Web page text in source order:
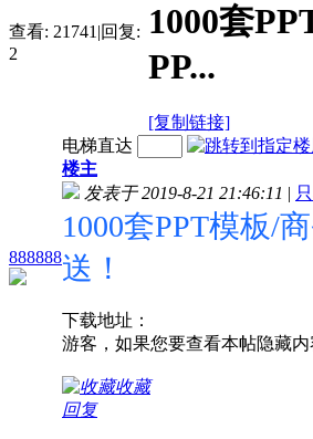
查看: 21741 |回复:
2
1000套
PP...
[复制链接]
888888
电梯直达
楼主
发表于 2019-8-21 21:46:11 |
1000套PPT模板/
送！
下载地址：
游客，如果您要查看本帖隐藏
收藏
回复